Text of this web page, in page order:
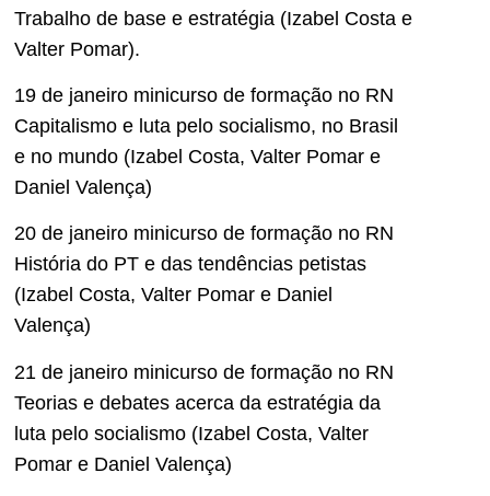
Trabalho de base e estratégia (Izabel Costa e
Valter Pomar).
19 de janeiro minicurso de formação no RN
Capitalismo e luta pelo socialismo, no Brasil
e no mundo (Izabel Costa, Valter Pomar e
Daniel Valença)
20 de janeiro minicurso de formação no RN
História do PT e das tendências petistas
(Izabel Costa, Valter Pomar e Daniel
Valença)
21 de janeiro minicurso de formação no RN
Teorias e debates acerca da estratégia da
luta pelo socialismo (Izabel Costa, Valter
Pomar e Daniel Valença)